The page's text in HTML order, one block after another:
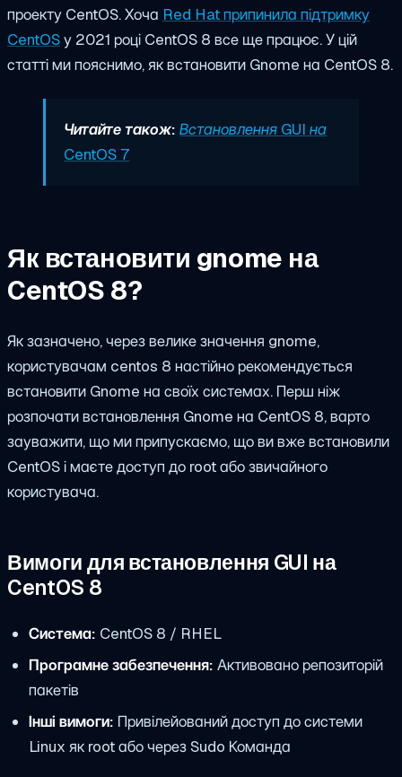
проекту CentOS. Хоча Red Hat припинила підтримку
CentOSу 2021 році CentOS 8 все ще працює. У цій
статті ми пояснимо, як встановити Gnome на CentOS 8.
Читайте також: Встановлення GUI на
CentOS 7
Як встановити gnome на
CentOS 8?
Як зазначено, через велике значення gnome,
користувачам centos 8 настійно рекомендується
встановити Gnome на своїх системах. Перш ніж
розпочативстановлення Gnome на CentOS 8, варто
зауважити, що ми припускаємо, що ви вже встановили
CentOS і маєте доступ до root або звичайного
користувача.
Вимоги для встановлення GUI на
CentOS 8
Система: CentOS 8 / RHEL
Програмне забезпечення: Активовано репозиторій
пакетів
Інші вимоги: Привілейований доступ до системи
Linux як root або черезSudo Команда